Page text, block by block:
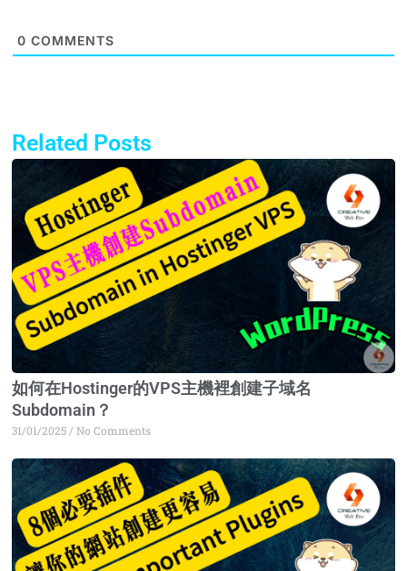
0 COMMENTS
Related Posts
如何在Hostinger的VPS主機裡創建子域名
Subdomain？
31/01/2025 No Comments
PagePagePage Page